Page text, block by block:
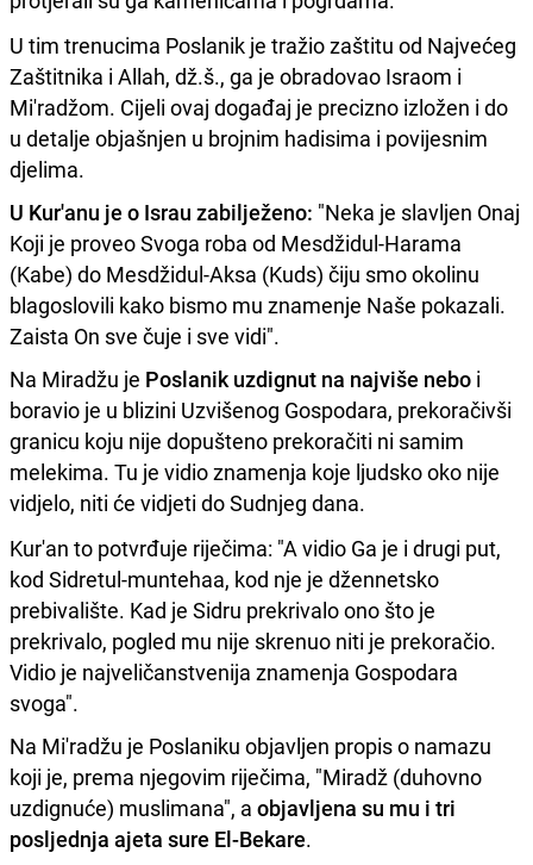
U tim trenucima Poslanik je tražio zaštitu od Najvećeg
Zaštitnika i Allah, dž.š., ga je obradovao Israom i
Mi'radžom. Cijeli ovaj događaj je precizno izložen i do
u detalje objašnjen u brojnim hadisima i povijesnim
djelima.
U Kur'anu je o Israu zabilježeno: "Neka je slavljen Onaj
Koji je proveo Svoga roba od Mesdžidul-Harama
(Kabe) do Mesdžidul-Aksa (Kuds) čiju smo okolinu
blagoslovili kako bismo mu znamenje Naše pokazali.
Zaista On sve čuje i sve vidi".
Na Miradžu je Poslanik uzdignut na najviše nebo i
boravio je u blizini Uzvišenog Gospodara, prekoračivši
granicu koju nije dopušteno prekoračiti ni samim
melekima. Tu je vidio znamenja koje ljudsko oko nije
vidjelo, niti će vidjeti do Sudnjeg dana.
Kur'an to potvrđuje riječima: "A vidio Ga je i drugi put,
kod Sidretul-muntehaa, kod nje je džennetsko
prebivalište. Kad je Sidru prekrivalo ono što je
prekrivalo, pogled mu nije skrenuo niti je prekoračio.
Vidio je najveličanstvenija znamenja Gospodara
svoga".
Na Mi'radžu je Poslaniku objavljen propis o namazu
koji je, prema njegovim riječima, "Miradž (duhovno
uzdignuće) muslimana", a objavljena su mu i tri
posljednja ajeta sure El-Bekare.